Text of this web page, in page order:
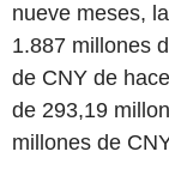
nueve meses,
1.887 millones
de CNY de
de 293,19
millones de